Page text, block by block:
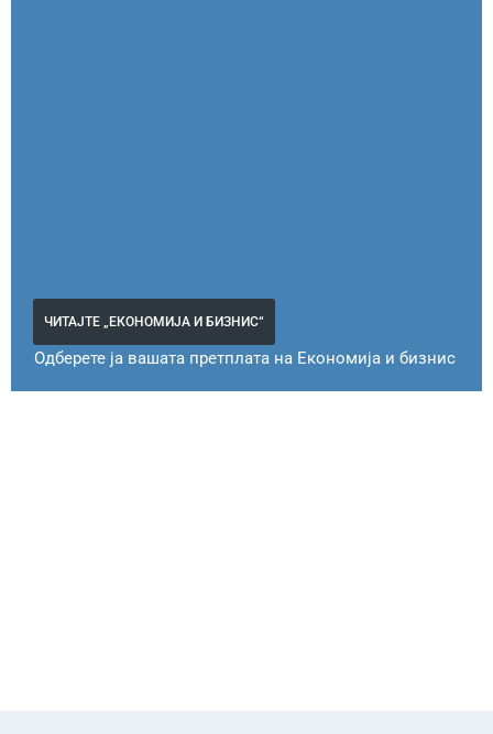
ЧИТАЈТЕ „ЕКОНОМИЈА И БИЗНИС“
Одберете ја вашата претплата на Економија и бизнис